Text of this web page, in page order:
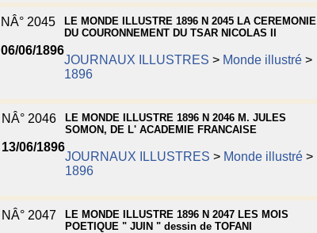
NÂ° 2045
06/06/1896
LE MONDE ILLUSTRE 1896 N 2045 LA CEREMONIE
DU COURONNEMENT DU TSAR NICOLAS II
JOURNAUX ILLUSTRES > Monde illustré>
1896
NÂ° 2046
13/06/1896
LE MONDE ILLUSTRE 1896 N 2046 M. JULES
SOMON, DE L' ACADEMIE FRANCAISE
JOURNAUX ILLUSTRES > Monde illustré>
1896
NÂ° 2047
LE MONDE ILLUSTRE 1896 N 2047 LES MOIS
POETIQUE " JUIN " dessin de TOFANI